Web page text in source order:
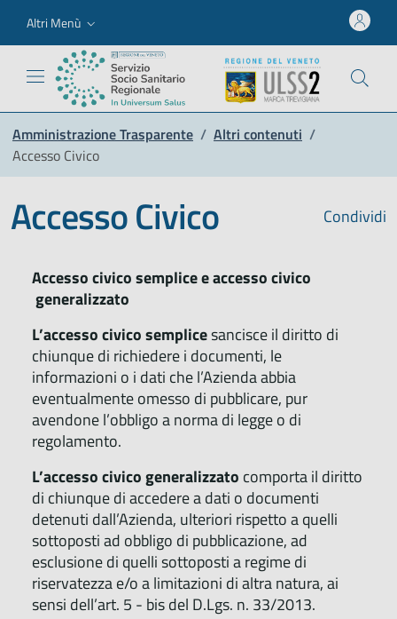
Altri Menù
Amministrazione Trasparente / Altri contenuti /
Accesso Civico
Condividi
Accesso Civico
Accesso civico semplice e accesso civico
generalizzato
L’accesso civico semplicesancisce il diritto di
chiunque di richiedere i documenti, le
informazioni o i dati che l’Azienda abbia
eventualmente omesso di pubblicare, pur
avendone l’obbligo a norma di legge o di
regolamento.
L’accesso civico generalizzato comporta il diritto
di chiunque di accedere a dati o documenti
detenuti dall’Azienda, ulteriori rispetto a quelli
sottoposti ad obbligo di pubblicazione, ad
esclusione di quelli sottoposti a regime di
riservatezza e/o a limitazioni di altra natura, ai
sensi dell’art. 5 - bis del D.Lgs. n. 33/2013.